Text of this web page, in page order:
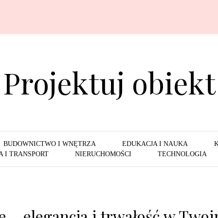
Projektuj obiekt
BUDOWNICTWO I WNĘTRZA EDUKACJA I NAUKA
I TRANSPORT
NIERUCHOMOŚCI TECHNOLOGIA